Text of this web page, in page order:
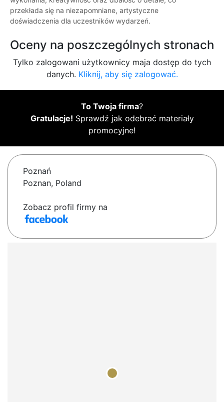
przekłada się na niezapomniane, artystyczne
doświadczenia dla uczestników wydarzeń.
Oceny na poszczególnych stronach
Tylko zalogowani użytkownicy maja dostęp do tych
danych. Kliknij, aby się zalogować.
To Twoja firma?
Gratulacje! Sprawdź jak odebrać materiały
promocyjne!
Poznań
Poznan, Poland
Zobacz profil firmy na